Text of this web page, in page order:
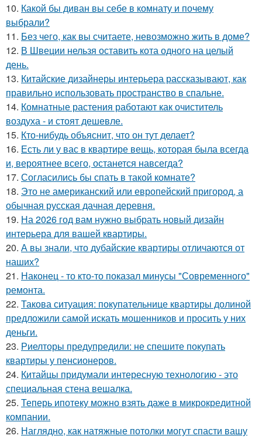
10. Какой бы диван вы себе в комнату и почему
выбрали?
11. Без чего, как вы считаете, невозможно жить в доме?
12. В Швеции нельзя оставить кота одного на целый
день.
13. Китайские дизайнеры интерьера рассказывают, как
правильно использовать пространство в спальне.
14. Комнатные растения работают как очиститель
воздуха - и стоят дешевле.
15. Кто-нибудь объяснит, что он тут делает?
16. Есть ли у вас в квартире вещь, которая была всегда
и, вероятнее всего, останется навсегда?
17. Согласились бы спать в такой комнате?
18. Это не американский или европейский пригород, а
обычная русская дачная деревня.
19. На 2026 год вам нужно выбрать новый дизайн
интерьера для вашей квартиры.
20. А вы знали, что дубайские квартиры отличаются от
наших?
21. Наконец - то кто-то показал минусы "Современного"
ремонта.
22. Такова ситуация: покупательнице квартиры долиной
предложили самой искать мошенников и просить у них
деньги.
23. Риелторы предупредили: не спешите покупать
квартиры у пенсионеров.
24. Китайцы придумали интересную технологию - это
специальная стена вешалка.
25. Теперь ипотеку можно взять даже в микрокредитной
компании.
26. Наглядно, как натяжные потолки могут спасти вашу